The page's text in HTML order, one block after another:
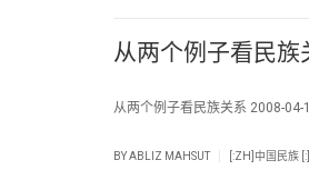
从两个例子看民族
从两个例子看民族关系
BYABLIZ MAHSUT [:ZH]中国民族 [:]